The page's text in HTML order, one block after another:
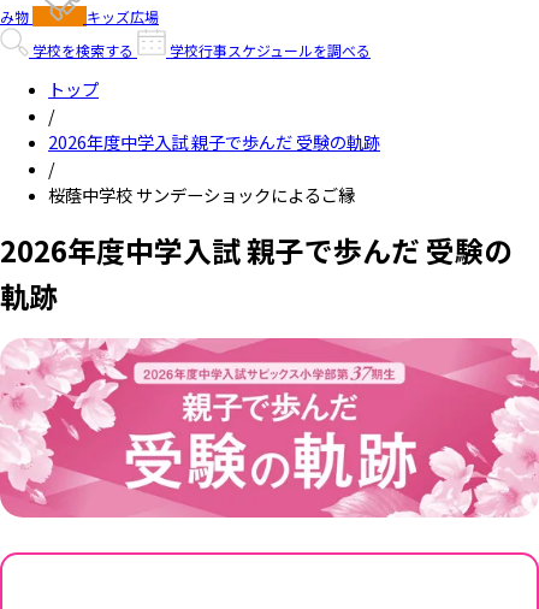
み物
キッズ広場
学校を検索する
学校行事スケジュールを調べる
トップ
/
2026年度中学入試 親子で歩んだ 受験の軌跡
/
桜蔭中学校 サンデーショックによるご縁
2026年度中学入試 親子で歩んだ 受験の
軌跡